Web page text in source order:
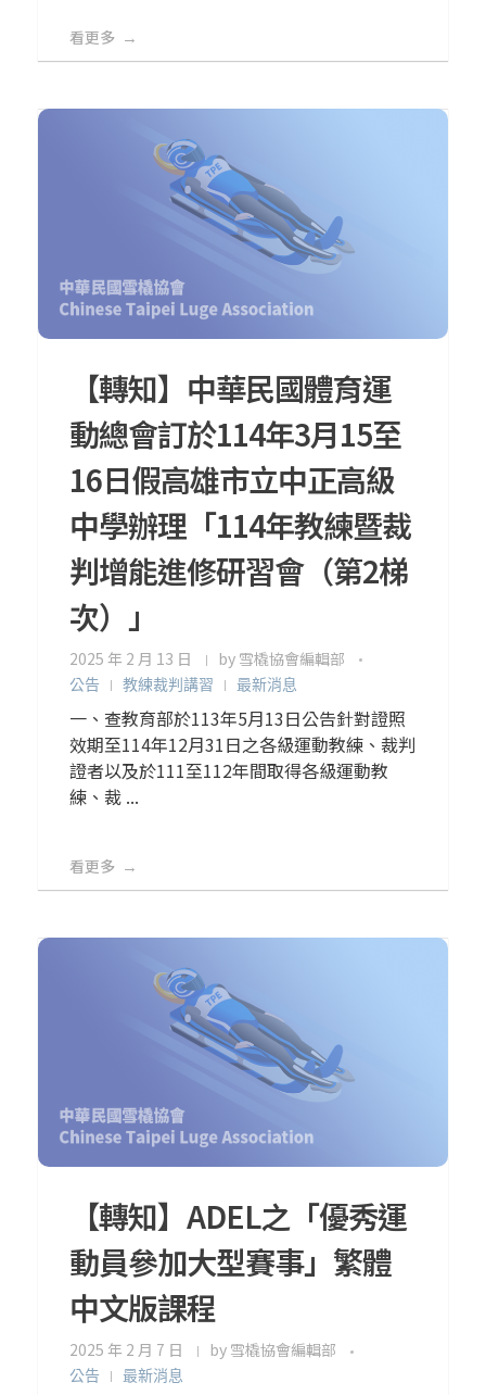
看更多
【轉知】中華民國體育運
動總會訂於114年3月15至
16日假高雄市立中正高級
中學辦理「114年教練暨裁
判增能進修研習會（第2梯
次）」
2025 年 2 月 13 日 by 雪橇協會編輯部
公告 教練裁判講習 最新消息
一、查教育部於113年5月13日公告針對證照
效期至114年12月31日之各級運動教練、裁判
證者以及於111至112年間取得各級運動教
練、裁 ...
看更多
【轉知】ADEL之「優秀運
動員參加大型賽事」繁體
中文版課程
2025 年 2 月 7 日 by 雪橇協會編輯部
公告 最新消息